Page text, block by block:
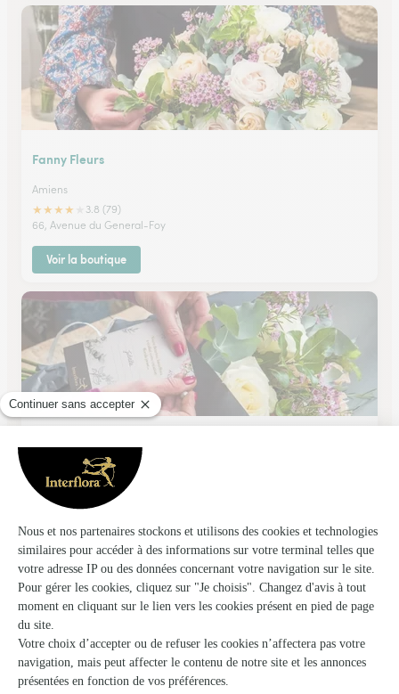
Fanny Fleurs
Amiens
★★★★
3.8 (79)
66, Avenue du General-Foy
Voir la boutique
Caron Fleurs
Montdidier
★★
4.7 (80)
17, Place du General-de-Gaulle
Voir la boutique